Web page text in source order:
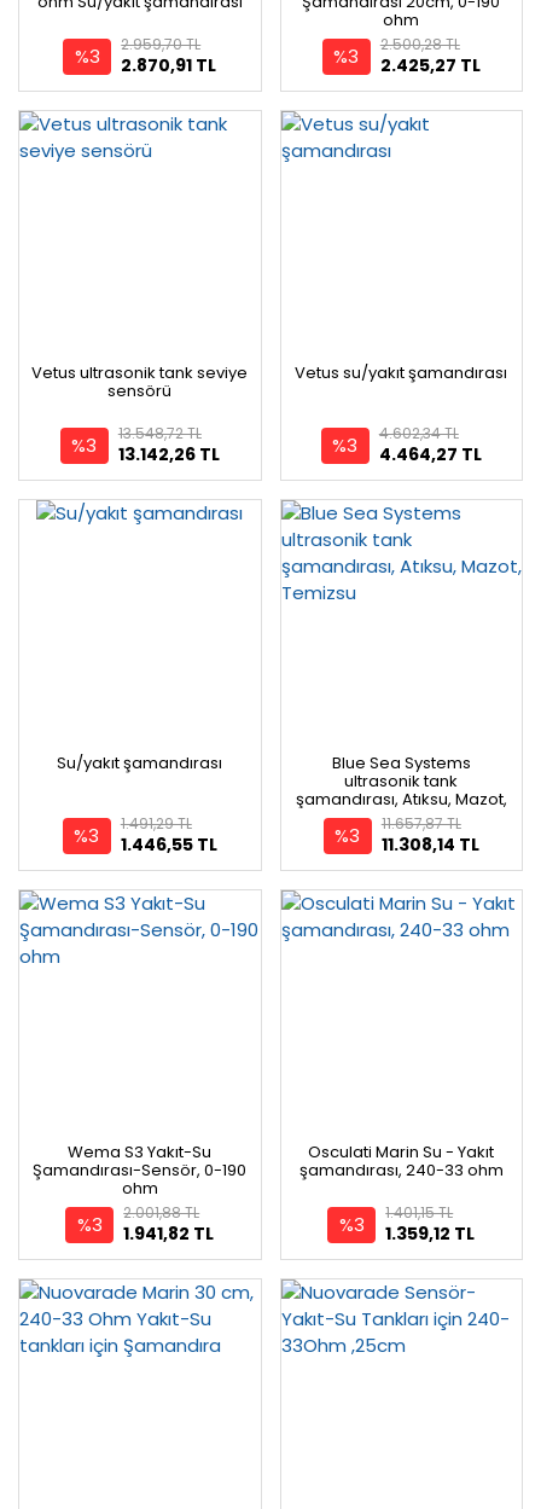
%3 2.870,91 TL
2.959,70 TL
ohm
%3 2.425,27 TL
2.500,28 TL
Vetus ultrasonik tank seviye
sensörü
%3 13.142,26 TL
13.548,72 TL
Vetus su/yakıt şamandırası
%3 4.464,27 TL
4.602,34 TL
Su/yakıt şamandırası
%3 1.446,55 TL
1.491,29 TL
Blue Sea Systems
ultrasonik tank
şamandırası, Atıksu, Mazot,
Temizsu
%3 11.308,14 TL
11.657,87 TL
Wema S3 Yakıt-Su
Şamandırası-Sensör, 0-190
ohm
%3 1.941,82 TL
2.001,88 TL
Osculati Marin Su - Yakıt
şamandırası, 240-33 ohm
%3 1.359,12 TL
1.401,15 TL